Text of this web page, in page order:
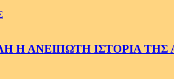
ΑΝΕΙΠΩΤΗ ΙΣΤΟΡΙΑ